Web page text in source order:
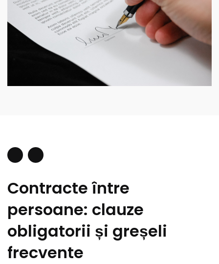
Contracte între
persoane: clauze
obligatorii și greșeli
frecvente